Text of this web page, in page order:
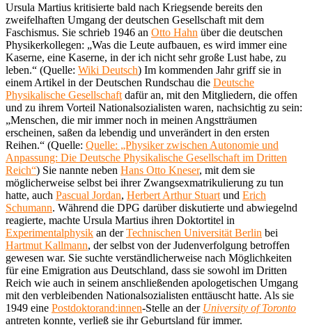
Ursula Martius kritisierte bald nach Kriegsende bereits den
zweifelhaften Umgang der deutschen Gesellschaft mit dem
Faschismus. Sie schrieb 1946 an Otto Hahn über die deutschen
Physikerkollegen: „Was die Leute aufbauen, es wird immer eine
Kaserne, eine Kaserne, in der ich nicht sehr große Lust habe, zu
leben.“ (Quelle: Wiki Deutsch) Im kommenden Jahr griff sie in
einem Artikel in der Deutschen Rundschau die Deutsche
Physikalische Gesellschaft dafür an, mit den Mitgliedern, die offen
und zu ihrem Vorteil Nationalsozialisten waren, nachsichtig zu sein:
„Menschen, die mir immer noch in meinen Angstträumen
erscheinen, saßen da lebendig und unverändert in den ersten
Reihen.“ (Quelle: Quelle: „Physiker zwischen Autonomie und
Anpassung: Die Deutsche Physikalische Gesellschaft im Dritten
Reich“) Sie nannte neben Hans Otto Kneser, mit dem sie
möglicherweise selbst bei ihrer Zwangsexmatrikulierung zu tun
hatte, auch Pascual Jordan, Herbert Arthur Stuart und Erich
Schumann. Während die DPG darüber diskutierte und abwiegelnd
reagierte, machte Ursula Martius ihren Doktortitel in
Experimentalphysik an derTechnischen Universität Berlin bei
Hartmut Kallmann, der selbst von der Judenverfolgung betroffen
gewesen war. Sie suchte verständlicherweise nach Möglichkeiten
für eine Emigration aus Deutschland, dass sie sowohl im Dritten
Reich wie auch in seinem anschließenden apologetischen Umgang
mit den verbleibenden Nationalsozialisten enttäuscht hatte. Als sie
1949 eine Postdoktorand:innen-Stelle an der University of Toronto
antreten konnte, verließ sie ihr Geburtsland für immer.